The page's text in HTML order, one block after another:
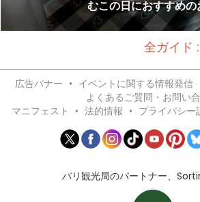
むこの日におすすめの
全ガイド
広告バナー • イベントに関する情報発信
よくあるご質問・お問い
マニフェスト
• 法的情報 • プライバシー
パリ観光局のパートナー、